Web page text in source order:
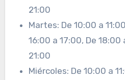
21:00
Martes: De 10:00 a
16:00 a 17:00, De 18:00
21:00
Miércoles: De 10:00 a